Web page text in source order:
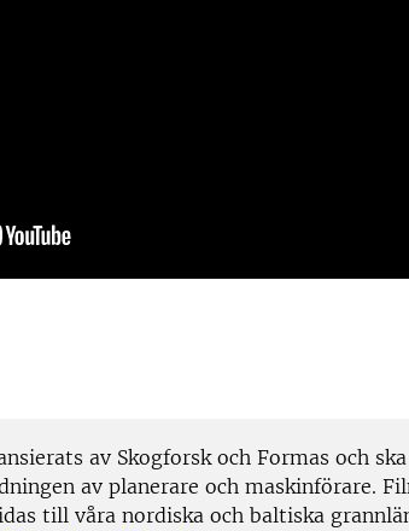
av Skogforsk och Formas och
av planerare och maskinförare.
till våra nordiska och baltiska